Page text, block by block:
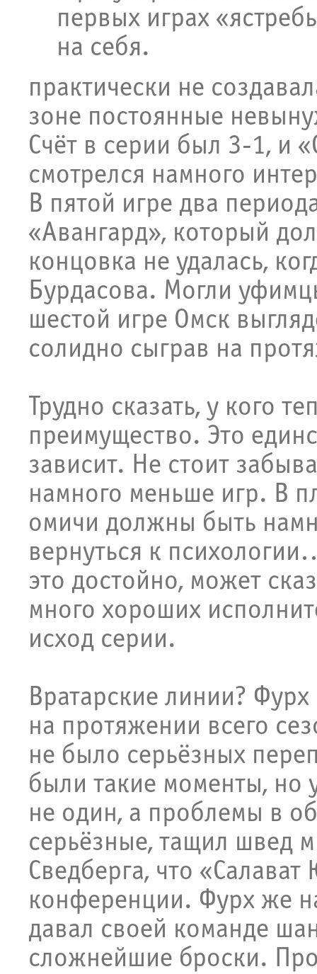
первых играх
на себя.
практически не
зоне постоянные
Счёт в серии был 3-1, и
смотрелся намного
В пятой игре два
«Авангард», который
концовка не удалась,
Бурдасова. Могли
шестой игре Омск
солидно сыграв на
Трудно сказать, у кого
преимущество. Это
зависит. Не стоит
намного меньше игр. В
омичи должны быть
вернуться к
это достойно, может
много хороших
исход серии.
Вратарские линии?
на протяжении всего
не было серьёзных
были такие моменты, но
не один, а проблемы в
серьёзные, тащил швед
Сведберга, что
конференции. Фурх же
давал своей команде
сложнейшие броски.